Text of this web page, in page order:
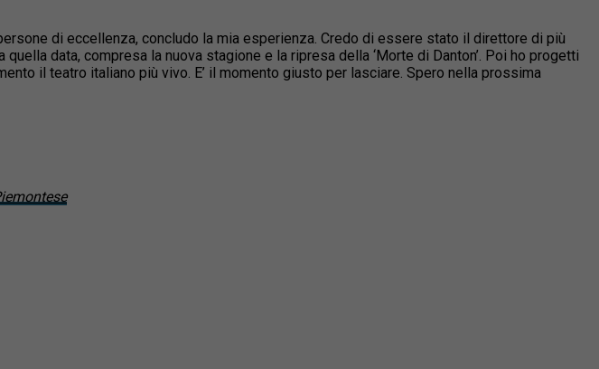
di eccellenza, concludo la mia esperienza. Credo di essere stato il direttore di più
data, compresa la nuova stagione e la ripresa della ‘Morte di Danton’. Poi ho progetti
il teatro italiano più vivo. E’ il momento giusto per lasciare. Spero nella prossima